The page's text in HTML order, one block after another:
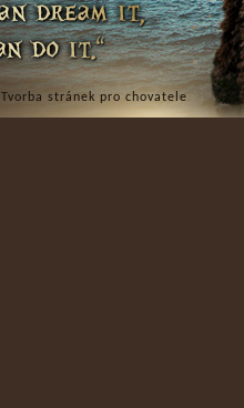
Tvorba stránek pro chovatele